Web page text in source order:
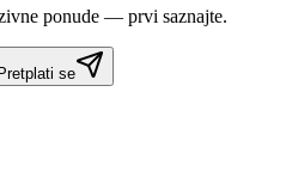
ponude — prvi saznajte.
se